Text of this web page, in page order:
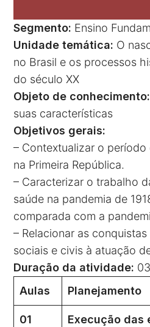
Segmento: Ensino
Unidade temática: O
no Brasil e os processos
do século XX
Objeto de conhecimento:
suas características
Objetivos gerais:
– Contextualizar o período
na Primeira República.
– Caracterizar o trabalho
saúde na pandemia de
comparada com a
– Relacionar as
sociais e civis à atuação
Duração da atividade:
Aulas
Planejamento
01 Execução das